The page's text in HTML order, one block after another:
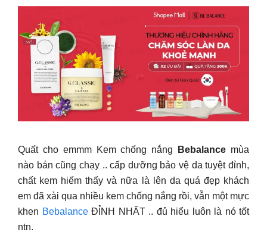
Quất cho emmm Kem chống nắng Bebalance mùa
nào bán cũng chạy .. cấp dưỡng bảo vệ da tuyệt đỉnh,
chất kem hiếm thấy và nữa là lên da quá đẹp khách
em đã xài qua nhiều kem chống nắng rồi, vẫn một mực
khen BebalanceĐỈNH NHẤT .. đủ hiểu luôn là nó tốt
ntn.